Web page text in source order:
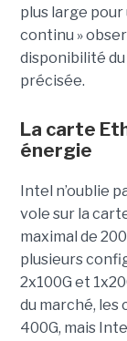
plus large
continu »
disponibilité du
précisée.
La carte
énergie
Intel n’oublie
vole sur la
maximal de
plusieurs
2x100G et
du marché,
400G, mais